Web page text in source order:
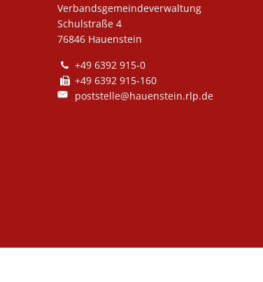
Verbandsgemeindeverwaltung
Schulstraße 4
76846 Hauenstein
+49 6392 915-0
+49 6392 915-160
poststelle@hauenstein.rlp.de